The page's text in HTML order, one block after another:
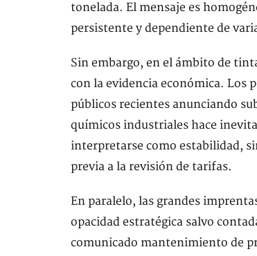
tonelada. El mensaje es
persistente y dependiente de
Sin embargo, en el ámbito de
con la evidencia económica. Los
públicos recientes anunciando
químicos industriales hace
interpretarse como estabilidad,
previa a la revisión de tarifas.
En paralelo, las grandes
opacidad estratégica salvo
comunicado mantenimiento de